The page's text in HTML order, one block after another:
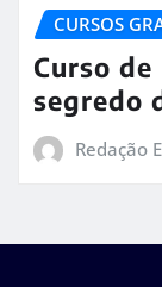
CURSOS
Curso
segredo
Redação